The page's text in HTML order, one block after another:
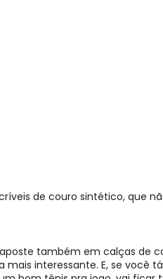
de couro sintético, que
também em calças de
interessante. E, se você